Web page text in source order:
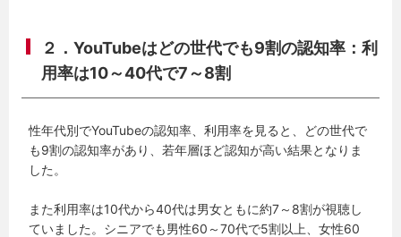
２．YouTubeはどの世代でも9割の認知率：利
用率は10～40代で7～8割
性年代別でYouTubeの認知率、利用率を見ると、どの世代で
も9割の認知率があり、若年層ほど認知が高い結果となりま
した。
また利用率は10代から40代は男女ともに約7～8割が視聴し
ていました。シニアでも男性60～70代で5割以上、女性60